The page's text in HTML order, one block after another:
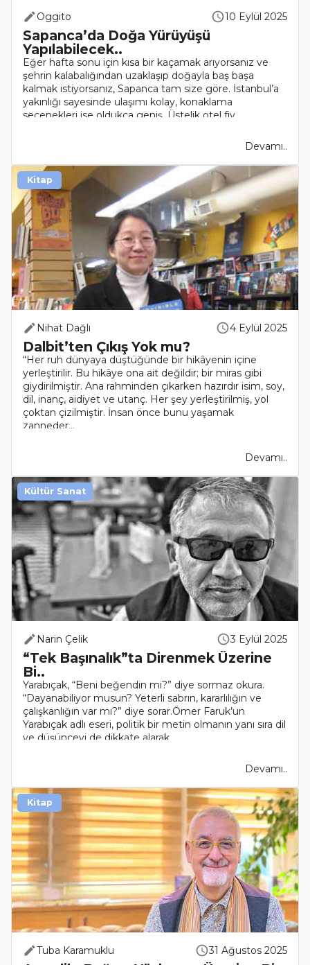
Oggito 10 Eylül 2025
Sapanca’da Doğa Yürüyüşü
Yapılabilecek..
Eğer hafta sonu için kısa bir kaçamak arıyorsanız ve
şehrin kalabalığından uzaklaşıp doğayla baş başa
kalmak istiyorsanız, Sapanca tam size göre. İstanbul’a
yakınlığı sayesinde ulaşımı kolay, konaklama
seçenekleri ise oldukça geniş. Üstelik otel fiy..
Devamı..
Nihat Dağlı 4 Eylül 2025
Dalbit’ten Çıkış Yok mu?
“Her ruh dünyaya düştüğünde bir hikâyenin içine
yerleştirilir. Bu hikâye ona ait değildir; bir miras gibi
giydirilmiştir. Ana rahminden çıkarken hazırdır isim, soy,
dil, inanç, aidiyet ve utanç. Her şey yerleştirilmiş, yol
çoktan çizilmiştir. İnsan önce bunu yaşamak
zanneder...
Devamı..
Kitap
Narin Çelik 3 Eylül 2025
“Tek Başınalık”ta Direnmek Üzerine
Bi..
Yarabıçak, “Beni beğendin mi?” diye sormaz okura.
“Dayanabiliyor musun? Yeterli sabrın, kararlılığın ve
çalışkanlığın var mı?” diye sorar.Ömer Faruk’un
Yarabıçak adlı eseri, politik bir metin olmanın yanı sıra dil
ve düşünceyi de dikkate alarak..
Devamı..
Kültür Sanat
Tuba Karamuklu 31 Ağustos 2025
Kitap